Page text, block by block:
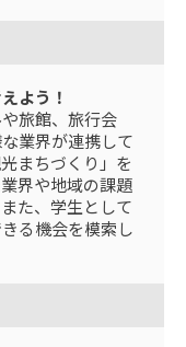
よう！
旅館、旅行会
業界が連携して
まちづくり」を
界や地域の課題
た、学生として
る機会を模索し